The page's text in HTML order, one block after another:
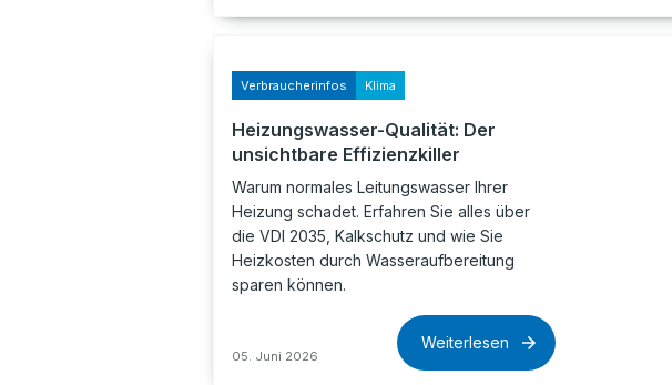
Verbraucherinfos Klima
Heizungswasser-Qualität: Der
unsichtbare Effizienzkiller
Warum normales Leitungswasser Ihrer
Heizung schadet. Erfahren Sie alles über
die VDI 2035, Kalkschutz und wie Sie
Heizkosten durch Wasseraufbereitung
sparen können.
05. Juni 2026
Weiterlesen